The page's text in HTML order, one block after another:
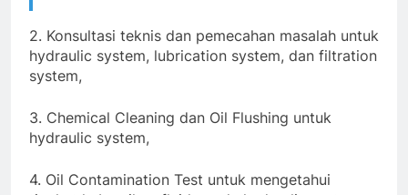
2. Konsultasi teknis dan pemecahan masalah untuk
hydraulic system, lubrication system, dan filtration
system,
3. Chemical Cleaning dan Oil Flushing untuk
hydraulic system,
4. Oil Contamination Test untuk mengetahui